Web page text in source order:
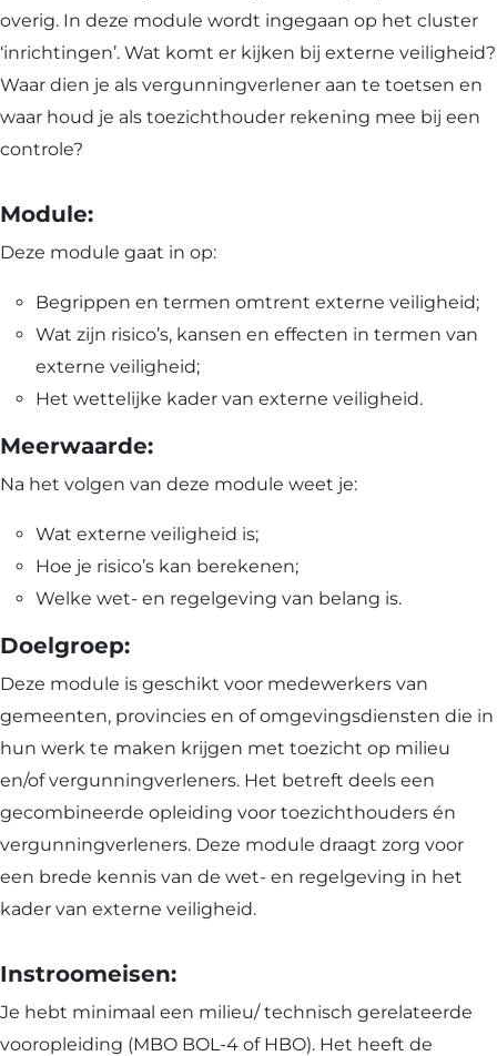
overig. In deze module wordt ingegaan op het cluster
‘inrichtingen’. Wat komt er kijken bij externe veiligheid?
Waar dien je als vergunningverlener aan te toetsen en
waar houd je als toezichthouder rekening mee bij een
controle?
Module:
Deze module gaat in op:
Begrippen en termen omtrent externe veiligheid;
Wat zijn risico’s, kansen en effecten in termen van
externe veiligheid;
Het wettelijke kader van externe veiligheid.
Meerwaarde:
Na het volgen van deze module weet je:
Wat externe veiligheid is;
Hoe je risico’s kan berekenen;
Welke wet- en regelgeving van belang is.
Doelgroep:
Deze module is geschikt voor medewerkers van
gemeenten, provincies en of omgevingsdiensten die in
hun werk te maken krijgen met toezicht op milieu
en/of vergunningverleners. Het betreft deels een
gecombineerde opleiding voor toezichthouders én
vergunningverleners. Deze module draagt zorg voor
een brede kennis van de wet- en regelgeving in het
kader van externe veiligheid.
Instroomeisen:
Je hebt minimaal een milieu/ technisch gerelateerde
vooropleiding (MBO BOL-4 of HBO). Het heeft de